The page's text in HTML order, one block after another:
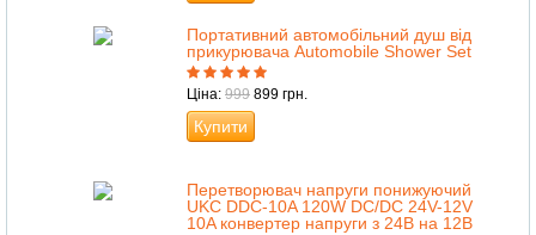
Портативний автомобільний душ від
прикурювача Automobile Shower Set
Ціна: 999 899 грн.
Купити
Перетворювач напруги понижуючий
UKC DDC-10A 120W DC/DC 24V-12V
10A конвертер напруги з 24В на 12В